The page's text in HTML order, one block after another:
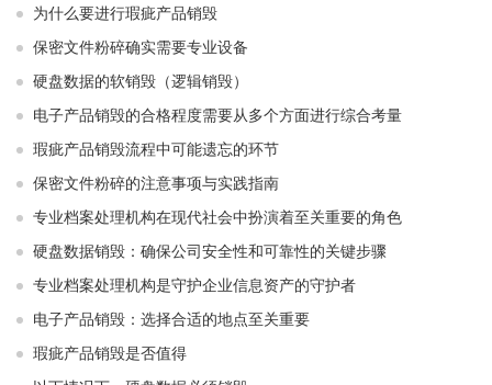
为什么要进行瑕疵产品销毁
保密文件粉碎确实需要专业设备
硬盘数据的软销毁（逻辑销毁）
电子产品销毁的合格程度需要从多个方面进行综合考量
瑕疵产品销毁流程中可能遗忘的环节
保密文件粉碎的注意事项与实践指南
专业档案处理机构在现代社会中扮演着至关重要的角色
硬盘数据销毁：确保公司安全性和可靠性的关键步骤
专业档案处理机构是守护企业信息资产的守护者
电子产品销毁：选择合适的地点至关重要
瑕疵产品销毁是否值得